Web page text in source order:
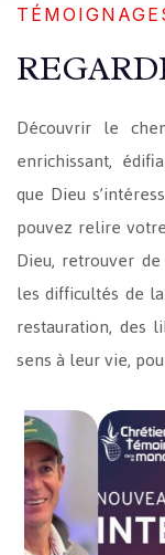
Découvrir le
enrichissant,
que Dieu
pouvez relire
Dieu, retrouver
les difficultés de
restauration, des
sens à leur vie,